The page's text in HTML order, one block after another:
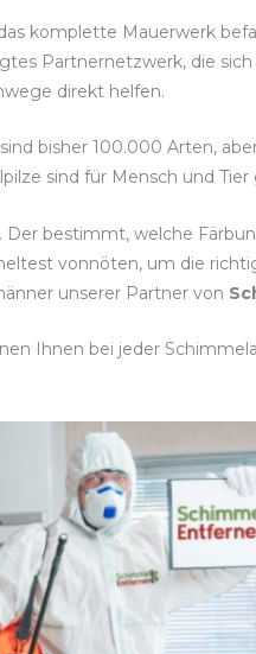
komplette Mauerwerk
Partnernetzwerk, die
direkt helfen.
bisher 100.000 Arten,
sind für Mensch und
bestimmt, welche
vonnöten, um die
unserer Partner von
Ihnen bei jeder